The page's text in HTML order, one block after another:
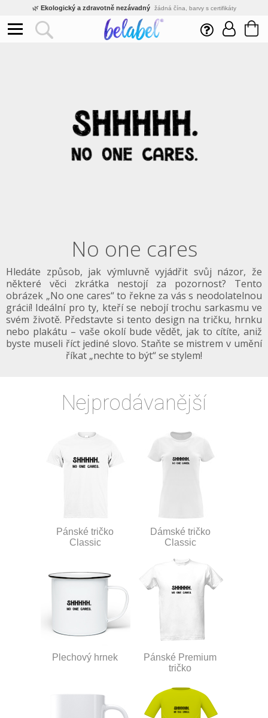
🌿 Ekologický a zdravotně nezávadný žádná čína, barvy s certifikáty
Inovativní výroba vlastní vývoj, nejnovější technologie
Rychlé dodání expedujeme do 24h
No one cares
Hledáte způsob, jak výmluvně vyjádřit svůj názor, že
některé věci zkrátka nestojí za pozornost? Tento
obrázek „No one cares“ to řekne za vás s neodolatelnou
grácií! Ideální pro ty, kteří se nebojí trochu sarkasmu ve
svém životě. Představte si tento design na tričku, hrnku
nebo plakátu – vaše okolí bude vědět, jak to cítíte, aniž
byste museli říct jediné slovo. Staňte se mistrem v umění
říkat „nechte to být“ se stylem!
Nejprodávanější
Pánské tričko
Classic
Dámské tričko
Classic
Plechový hrnek
Pánské Premium
tričko